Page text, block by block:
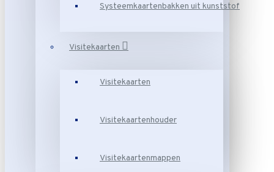
Systeemkaartenbakken uit kunststof
Visitekaarten
Visitekaarten
Visitekaartenhouder
Visitekaartenmappen